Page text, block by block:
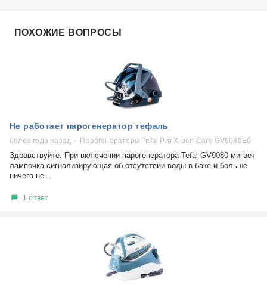
ПОХОЖИЕ ВОПРОСЫ
Не работает парогенератор тефаль
более года назад Парогенераторы Tefal Pro X-pert Care GV9080E0
Здравствуйте. При включении парогенератора Tefal GV9080 мигает
лампочка сигнализирующая об отсутствии воды в баке и больше
ничего не...
1 ответ